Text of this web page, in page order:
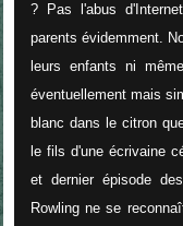
? Pas l'abus
parents évidemment.
leurs enfants ni
éventuellement mais
blanc dans le citron
le fils d'une écrivaine
et dernier épisode
Rowling ne se